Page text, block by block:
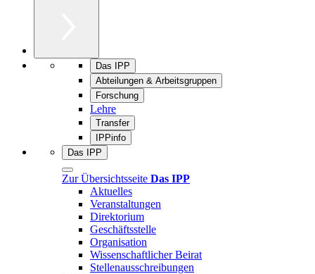
Das IPP
Abteilungen & Arbeitsgruppen
Forschung
Lehre
Transfer
IPPinfo
Das IPP
Zur Übersichtsseite Das IPP
Aktuelles
Veranstaltungen
Direktorium
Geschäftsstelle
Organisation
Wissenschaftlicher Beirat
Stellenausschreibungen